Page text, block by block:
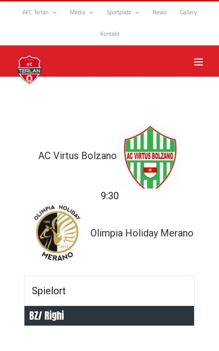
Zum
AFC Terlan Media Sportplatz News Gallery
Kontakt
AC Virtus Bolzano
9:30
Olimpia Holiday Merano
Spielort
BZ/ Righi